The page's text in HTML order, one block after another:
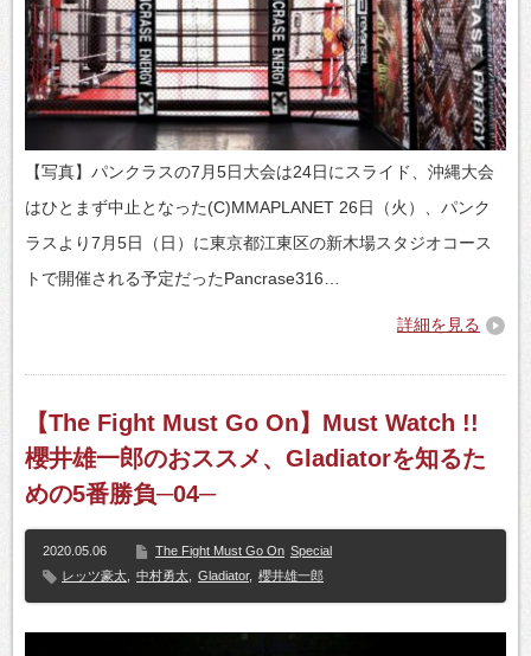
【写真】パンクラスの7月5日大会は24日にスライド、沖縄大会
はひとまず中止となった(C)MMAPLANET 26日（火）、パンク
ラスより7月5日（日）に東京都江東区の新木場スタジオコース
トで開催される予定だったPancrase316…
詳細を見る
【The Fight Must Go On】Must Watch !!
櫻井雄一郎のおススメ、Gladiatorを知るた
めの5番勝負─04─
2020.05.06 The Fight Must Go On Special
レッツ豪太
中村勇太 Gladiator, 櫻井雄一郎